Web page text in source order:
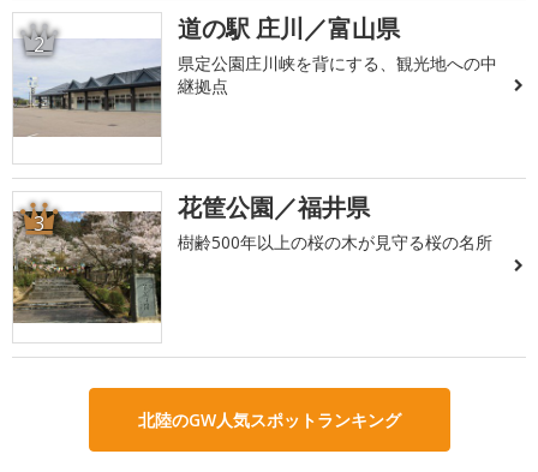
2 道の駅 庄川／富山県
県定公園庄川峡を背にする、観光地への中
継拠点
3 花筐公園／福井県
樹齢500年以上の桜の木が見守る桜の名所
北陸のGW人気スポットランキング